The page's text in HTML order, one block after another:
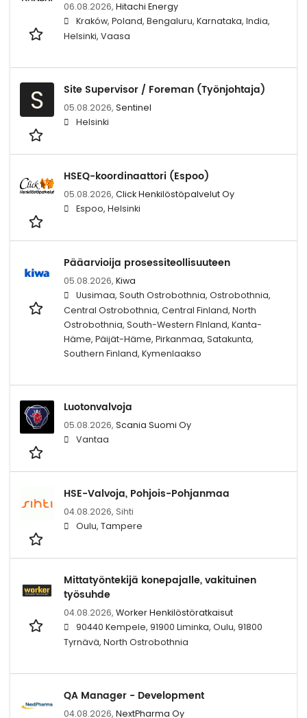
06.08.2026, Hitachi Energy
Kraków, Poland, Bengaluru, Karnataka, India,
Helsinki, Vaasa
S Site Supervisor / Foreman (Työnjohtaja)
05.08.2026, Sentinel
Helsinki
HSEQ-koordinaattori (Espoo)
05.08.2026, Click Henkilöstöpalvelut Oy
Espoo, Helsinki
Pääarvioija prosessiteollisuuteen
05.08.2026, Kiwa
Uusimaa, South Ostrobothnia, Ostrobothnia,
Central Ostrobothnia, Central Finland, North
Ostrobothnia, South-Western FInland, Kanta-
Häme, Päijät-Häme, Pirkanmaa, Satakunta,
Southern Finland, Kymenlaakso
Luotonvalvoja
05.08.2026, Scania Suomi Oy
Vantaa
HSE-Valvoja, Pohjois-Pohjanmaa
04.08.2026, Sihti
Oulu, Tampere
Mittatyöntekijä konepajalle, vakituinen
työsuhde
04.08.2026, Worker Henkilöstöratkaisut
90440 Kempele, 91900 Liminka, Oulu, 91800
Tyrnävä, North Ostrobothnia
QA Manager - Development
04.08.2026, NextPharma Oy